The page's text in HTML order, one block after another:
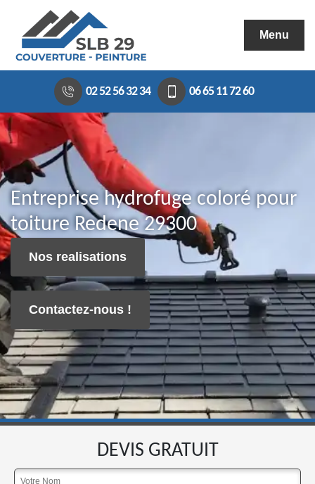
Menu
02 52 56 32 34 06 65 11 72 60
Entreprise hydrofuge coloré pour
toiture Redene 29300
Nos realisations
Contactez-nous !
DEVIS GRATUIT